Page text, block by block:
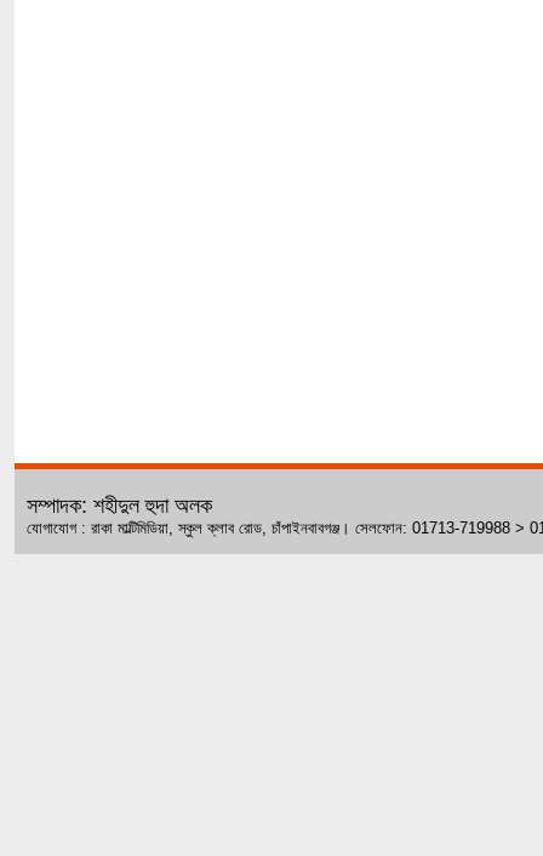
সম্পাদক: শহীদুল হুদা অলক
যোগাযোগ : রাকা মাল্টিমিডিয়া, স্কুল ক্লাব রোড, চাঁপাইনবাবগঞ্জ। সেলফোন: 01713-